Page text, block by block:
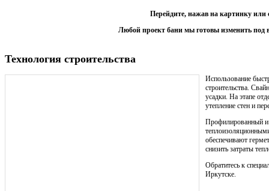
Перейдите, нажав на картинку или
Любой проект бани мы готовы изменить под
Технология строительства
Использование
строительства.
усадки. На этапе
утепление стен и
Профилированный и
обеспечивают
снизить затраты
Обратитесь к
Иркутске.